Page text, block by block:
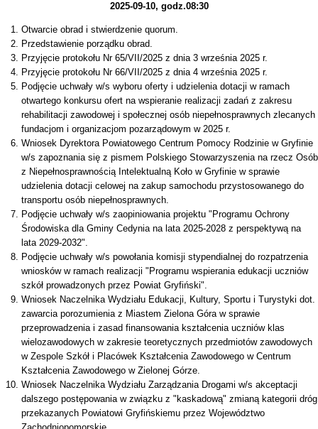
2025-09-10, godz.08:30
Otwarcie obrad i stwierdzenie quorum.
Przedstawienie porządku obrad.
Przyjęcie protokołu Nr 65/VII/2025 z dnia 3 września 2025 r.
Przyjęcie protokołu Nr 66/VII/2025 z dnia 4 września 2025 r.
Podjęcie uchwały w/s wyboru oferty i udzielenia dotacji w ramach
otwartego konkursu ofert na wspieranie realizacji zadań z zakresu
rehabilitacji zawodowej i społecznej osób niepełnosprawnych zlecanych
fundacjom i organizacjom pozarządowym w 2025 r.
Wniosek Dyrektora Powiatowego Centrum Pomocy Rodzinie w Gryfinie
w/s zapoznania się z pismem Polskiego Stowarzyszenia na rzecz Osób
z Niepełnosprawnością Intelektualną Koło w Gryfinie w sprawie
udzielenia dotacji celowej na zakup samochodu przystosowanego do
transportu osób niepełnosprawnych.
Podjęcie uchwały w/s zaopiniowania projektu "Programu Ochrony
Środowiska dla Gminy Cedynia na lata 2025-2028 z perspektywą na
lata 2029-2032".
Podjęcie uchwały w/s powołania komisji stypendialnej do rozpatrzenia
wniosków w ramach realizacji "Programu wspierania edukacji uczniów
szkół prowadzonych przez Powiat Gryfiński".
Wniosek Naczelnika Wydziału Edukacji, Kultury, Sportu i Turystyki dot.
zawarcia porozumienia z Miastem Zielona Góra w sprawie
przeprowadzenia i zasad finansowania kształcenia uczniów klas
wielozawodowych w zakresie teoretycznych przedmiotów zawodowych
w Zespole Szkół i Placówek Kształcenia Zawodowego w Centrum
Kształcenia Zawodowego w Zielonej Górze.
Wniosek Naczelnika Wydziału Zarządzania Drogami w/s akceptacji
dalszego postępowania w związku z "kaskadową" zmianą kategorii dróg
przekazanych Powiatowi Gryfińskiemu przez Województwo